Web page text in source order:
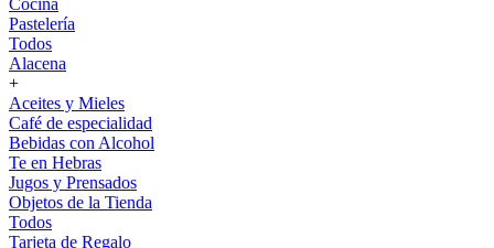
Cocina
Pastelería
Todos
Alacena
+
Aceites y Mieles
Café de especialidad
Bebidas con Alcohol
Te en Hebras
Jugos y Prensados
Objetos de la Tienda
Todos
Tarjeta de Regalo